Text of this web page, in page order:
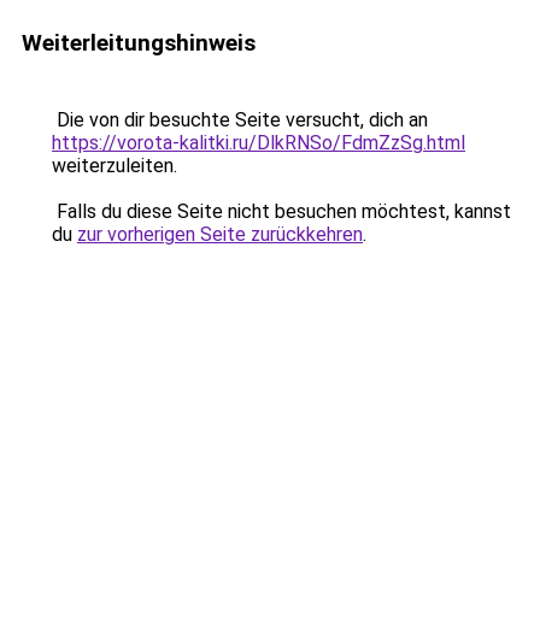
Weiterleitungshinweis
Die von dir besuchte Seite versucht, dich an
https://vorota-kalitki.ru/DlkRNSo/FdmZzSg.html
weiterzuleiten.
Falls du diese Seite nicht besuchen möchtest, kannst
du zur vorherigen Seite zurückkehren.